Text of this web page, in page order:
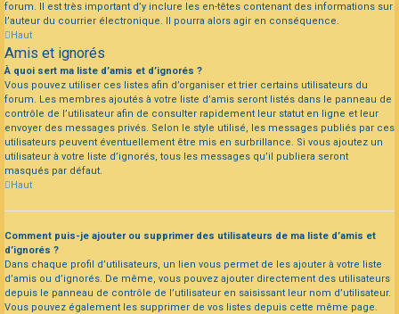
forum. Il est très important d’y inclure les en-têtes contenant des informations sur
l’auteur du courrier électronique. Il pourra alors agir en conséquence.
Haut
Amis et ignorés
À quoi sert ma liste d’amis et d’ignorés ?
Vous pouvez utiliser ces listes afin d’organiser et trier certains utilisateurs du
forum. Les membres ajoutés à votre liste d’amis seront listés dans le panneau de
contrôle de l’utilisateur afin de consulter rapidement leur statut en ligne et leur
envoyer des messages privés. Selon le style utilisé, les messages publiés par ces
utilisateurs peuvent éventuellement être mis en surbrillance. Si vous ajoutez un
utilisateur à votre liste d’ignorés, tous les messages qu’il publiera seront
masqués par défaut.
Haut
Comment puis-je ajouter ou supprimer des utilisateurs de ma liste d’amis et
d’ignorés ?
Dans chaque profil d’utilisateurs, un lien vous permet de les ajouter à votre liste
d’amis ou d’ignorés. De même, vous pouvez ajouter directement des utilisateurs
depuis le panneau de contrôle de l’utilisateur en saisissant leur nom d’utilisateur.
Vous pouvez également les supprimer de vos listes depuis cette même page.